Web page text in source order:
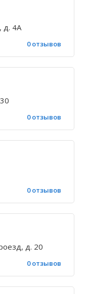
д. 4А
0 отзывов
0 отзывов
0 отзывов
д. 20
0 отзывов